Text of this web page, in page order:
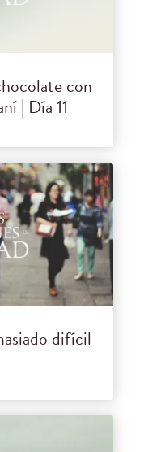
con
| Día 11
difícil